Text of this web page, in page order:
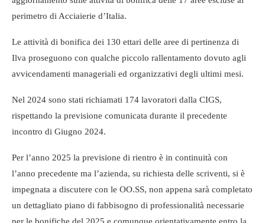
perimetro di Acciaierie d’Italia.
Le attività di bonifica dei 130 ettari delle aree di pertinenza di
Ilva proseguono con qualche piccolo rallentamento dovuto agli
avvicendamenti manageriali ed organizzativi degli ultimi mesi.
Nel 2024 sono stati richiamati 174 lavoratori dalla CIGS,
rispettando la previsione comunicata durante il precedente
incontro di Giugno 2024.
Per l’anno 2025 la previsione di rientro è in continuità con
l’anno precedente ma l’azienda, su richiesta delle scriventi, si è
impegnata a discutere con le OO.SS, non appena sarà completato
un dettagliato piano di fabbisogno di professionalità necessarie
per le bonifiche del 2025 e comunque orientativamente entro la